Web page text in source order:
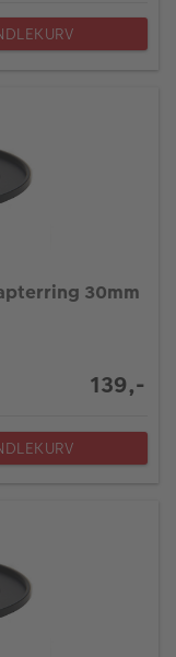
30mm
139,-